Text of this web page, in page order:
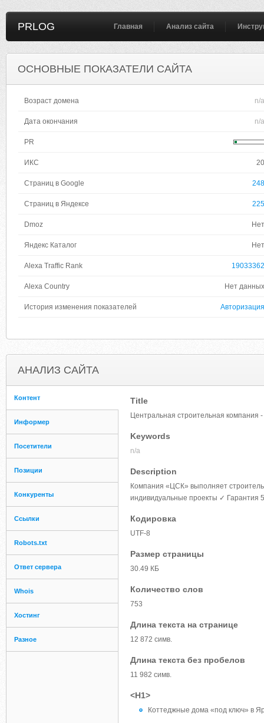
PRLOG Главная Анализ сайта
ОСНОВНЫЕ ПОКАЗАТЕЛИ САЙТА
Возраст домена n/a
Дата окончания n/a
PR
ИКС 20
Страниц в Google 248
Страниц в Яндексе 225
Dmoz Нет
Яндекс Каталог Нет
Alexa Traffic Rank 19033362
Alexa Country Нет данных
История изменения показателей Авторизация
АНАЛИЗ САЙТА
Контент
Информер
Посетители
Позиции
Конкуренты
Ссылки
Robots.txt
Ответ сервера
Whois
Хостинг
Разное
Title
Центральная строительная
Keywords
n/a
Description
Компания «ЦСК» выполняет
индивидуальные проекты ✓ Гарантия
Кодировка
UTF-8
Размер страницы
30.49 КБ
Количество слов
753
Длина текста на странице
12 872 симв.
Длина текста без пробелов
11 982 симв.
<H1>
Коттеджные дома «под ключ» в